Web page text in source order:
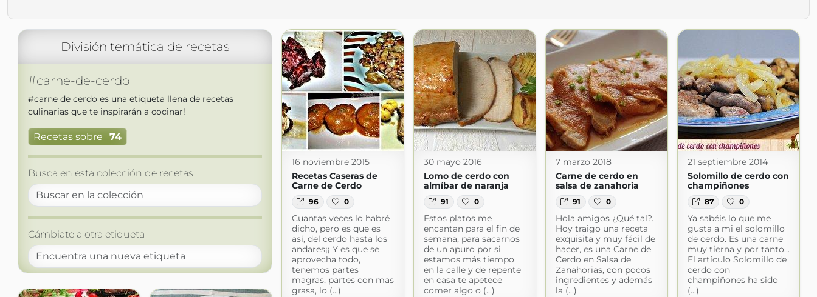
División temática de recetas
#carne-de-cerdo
#carne de cerdo es una etiqueta llena de recetas
culinarias que te inspirarán a cocinar!
Recetas sobre 74
Busca en esta colección de recetas
Cámbiate a otra etiqueta
16 noviembre 2015
Recetas Caseras de
Carne de Cerdo
96 0
Cuantas veces lo habré
dicho, pero es que es
así, del cerdo hasta los
andares¡¡ Y es que se
aprovecha todo,
tenemos partes
magras, partes con mas
grasa, lo (...)
30 mayo 2016
Lomo de cerdo con
almíbar de naranja
91 0
Estos platos me
encantan para el fin de
semana, para sacarnos
de un apuro por si
estamos más tiempo
en la calle y de repente
en casa te apetece
comer algo o (...)
7 marzo 2018
Carne de cerdo en
salsa de zanahoria
91 0
Hola amigos ¿Qué tal?.
Hoy traigo una receta
exquisita y muy fácil de
hacer, es una Carne de
Cerdo en Salsa de
Zanahorias, con pocos
ingredientes y además
la (...)
21 septiembre 2014
Solomillo de cerdo con
champiñones
87 0
Ya sabéis lo que me
gusta a mi el solomillo
de cerdo. Es una carne
muy tierna y por tanto...
El artículo Solomillo de
cerdo con
champiñones ha sido
(...)